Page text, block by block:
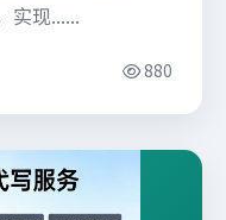
实现......
880